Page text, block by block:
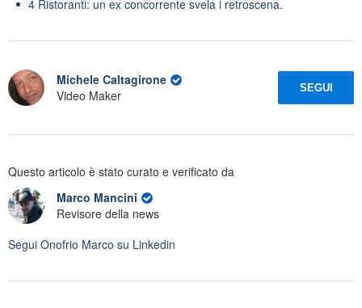
4 Ristoranti: un ex concorrente svela i retroscena.
Michele Caltagirone
Video Maker
SEGUI
Questo articolo è stato curato e verificato da
Marco Mancini
Revisore della news
Segui Onofrio Marco su Linkedin